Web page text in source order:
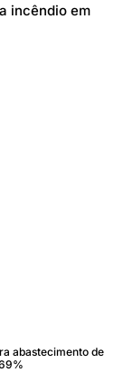
incêndio em
abastecimento de